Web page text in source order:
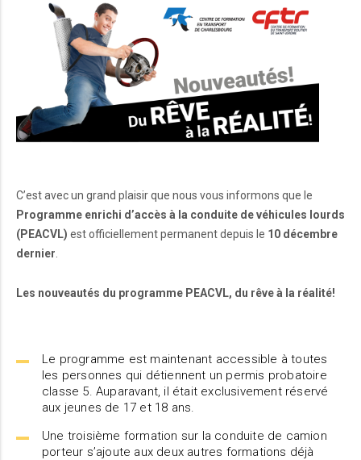
C’est avec un grand plaisir que nous vous informons que le
Programme enrichi d’accès à la conduite de véhicules lourds
(PEACVL) est officiellement permanent depuis le 10 décembre
dernier
Les nouveautés du programme PEACVL, du rêve à la réalité!
Le programme est maintenant accessible à toutes
les personnes qui détiennent un permis probatoire
classe 5. Auparavant, il était exclusivement réservé
aux jeunes de 17 et 18 ans.
Une troisième formation sur la conduite de camion
porteur s’ajoute aux deux autres formations déjà